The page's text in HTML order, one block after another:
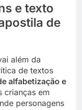
e texto
de
além da
de textos
alfabetização e
crianças em
personagens